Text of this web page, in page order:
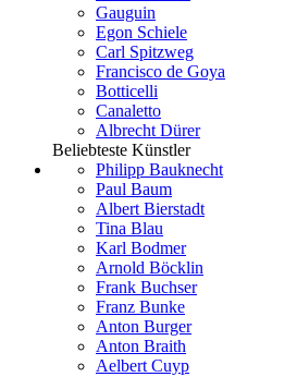
Gauguin
Egon Schiele
Carl Spitzweg
Francisco de Goya
Botticelli
Canaletto
Albrecht Dürer
Beliebteste Künstler
Philipp Bauknecht
Paul Baum
Albert Bierstadt
Tina Blau
Karl Bodmer
Arnold Böcklin
Frank Buchser
Franz Bunke
Anton Burger
Anton Braith
Aelbert Cuyp